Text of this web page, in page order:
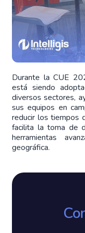
Durante la CUE
está siendo
diversos sectores,
sus equipos en
reducir los tiempos
facilita la toma de
herramientas
geográfica.